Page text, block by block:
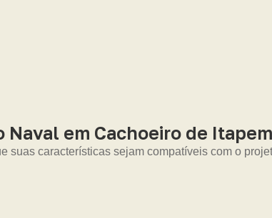
em Cachoeiro de
características sejam compatíveis com o